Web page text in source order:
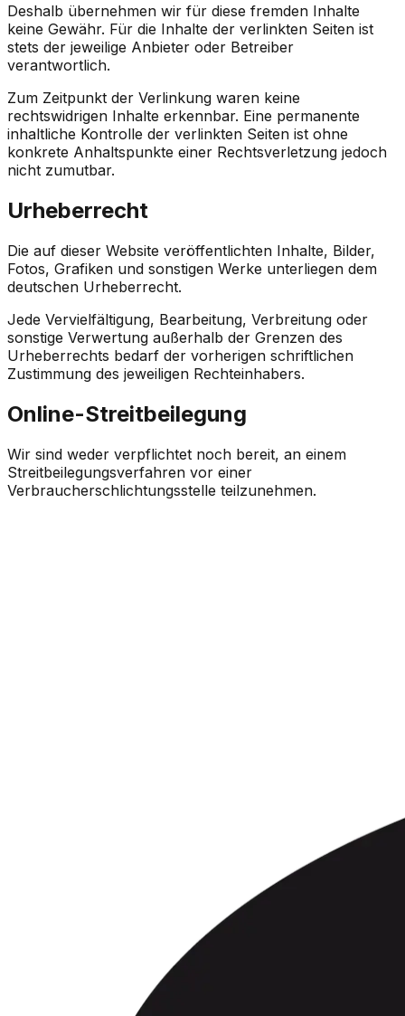
Deshalb übernehmen wir für diese fremden Inhalte
keine Gewähr. Für die Inhalte der verlinkten Seiten ist
stets der jeweilige Anbieter oder Betreiber
verantwortlich.
Zum Zeitpunkt der Verlinkung waren keine
rechtswidrigen Inhalte erkennbar. Eine permanente
inhaltliche Kontrolle der verlinkten Seiten ist ohne
konkrete Anhaltspunkte einer Rechtsverletzung jedoch
nicht zumutbar.
Urheberrecht
Die auf dieser Website veröffentlichten Inhalte, Bilder,
Fotos, Grafiken und sonstigen Werke unterliegen dem
deutschen Urheberrecht.
Jede Vervielfältigung, Bearbeitung, Verbreitung oder
sonstige Verwertung außerhalb der Grenzen des
Urheberrechts bedarf der vorherigen schriftlichen
Zustimmung des jeweiligen Rechteinhabers.
Online-Streitbeilegung
Wir sind weder verpflichtet noch bereit, an einem
Streitbeilegungsverfahren vor einer
Verbraucherschlichtungsstelle teilzunehmen.